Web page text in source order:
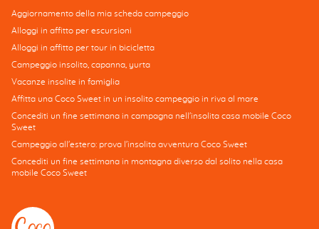
Aggiornamento della mia scheda campeggio
Alloggi in affitto per escursioni
Alloggi in affitto per tour in bicicletta
Campeggio insolito, capanna, yurta
Vacanze insolite in famiglia
Affitta una Coco Sweet in un insolito campeggio in riva al mare
Concediti un fine settimana in campagna nell'insolita casa mobile Coco
Sweet
Campeggio all'estero: prova l'insolita avventura Coco Sweet
Concediti un fine settimana in montagna diverso dal solito nella casa
mobile Coco Sweet